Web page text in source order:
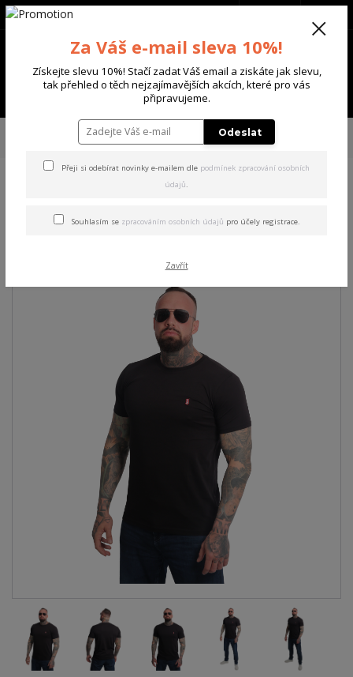
Menu
+420 702 136 620
TRIKA & TÍLKA
Yakuza pánské tričko Plain Regular
Regular Basic T-Shirt
Za Váš e-mail sleva 10%!
Získejte slevu 10%! Stačí zadat Váš email a ziskáte jak slevu,
tak přehled o těch nejzajímavějších akcích, které pro vás
připravujeme.
Odeslat
Přeji si odebírat novinky e-mailem dle podmínek zpracování osobních
údajů.
Souhlasím se zpracováním osobních údajů pro účely registrace.
Zavřít